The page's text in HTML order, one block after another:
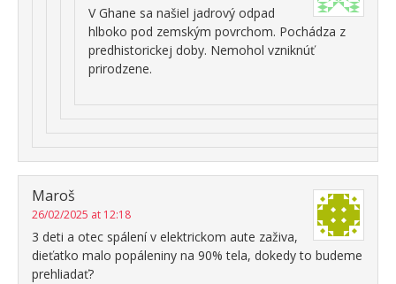
V Ghane sa našiel jadrový odpad
hlboko pod zemským povrchom. Pochádza z
predhistorickej doby. Nemohol vzniknúť
prirodzene.
Maroš
26/02/2025 at 12:18
3 deti a otec spálení v elektrickom aute zaživa,
dieťatko malo popáleniny na 90% tela, dokedy to budeme
prehliadať?